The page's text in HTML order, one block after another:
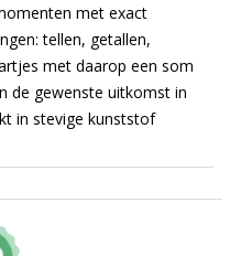
met exact
tellen, getallen,
met daarop een som
de gewenste uitkomst in
in stevige kunststof